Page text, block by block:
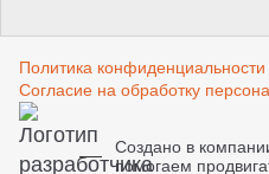
Политика конфиденциальности
Согласие на обработку
Создано в
помогаем